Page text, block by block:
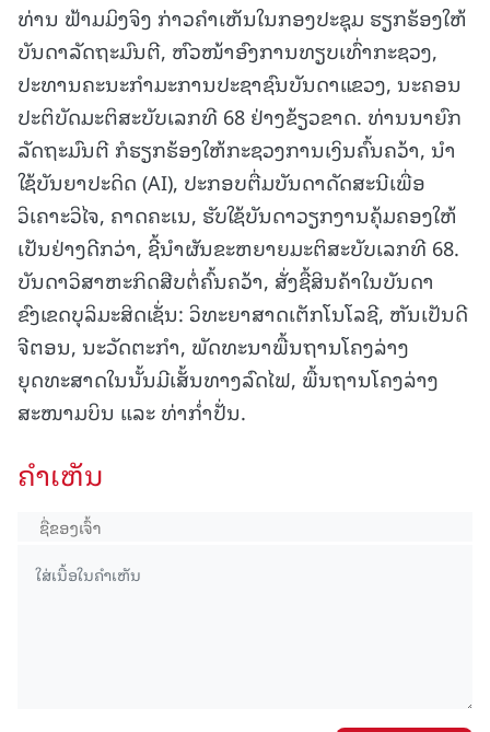
ທ່ານ ຟ້າມມິງຈິງ ກ່າວຄຳເຫັນໃນກອງປະຊຸມ ຮຽກຮ້ອງໃຫ້
ບັນດາລັດຖະມົນຕີ, ຫົວໜ້າອົງການທຽບເທົ່າກະຊວງ,
ປະທານຄະນະກຳມະການປະຊາຊົນບັນດາແຂວງ, ນະຄອນ
ປະຕິບັດມະຕິສະບັບເລກທີ 68 ຢ່າງຂ້ຽວຂາດ. ທ່ານນາຍົກ
ລັດຖະມົນຕີ ກໍຮຽກຮ້ອງໃຫ້ກະຊວງການເງິນຄົ້ນຄວ້າ, ນຳ
ໃຊ້ບັນຍາປະດິດ (AI), ປະກອບຕື່ມບັນດາດັດສະນີເພື່ອ
ວິເຄາະວິໄຈ, ຄາດຄະເນ, ຮັບໃຊ້ບັນດາວຽກງານຄຸ້ມຄອງໃຫ້
ເປັນຢ່າງດີກວ່າ, ຊີ້ນຳຜັນຂະຫຍາຍມະຕິສະບັບເລກທີ 68.
ບັນດາວິສາຫະກິດສືບຕໍ່ຄົ້ນຄວ້າ, ສັ່ງຊື້ສິນຄ້າໃນບັນດາ
ຂົງເຂດບຸລິມະສິດເຊັ່ນ: ວິທະຍາສາດເຕັກໂນໂລຊີ, ຫັນເປັນດີ
ຈີຕອນ, ນະວັດຕະກຳ, ພັດທະນາພື້ນຖານໂຄງລ່າງ
ຍຸດທະສາດໃນນັ້ນມີເສັ້ນທາງລົດໄຟ, ພື້ນຖານໂຄງລ່າງ
ສະໜາມບິນ ແລະ ທ່າກ່ຳປັ່ນ.
ຄໍາເຫັນ